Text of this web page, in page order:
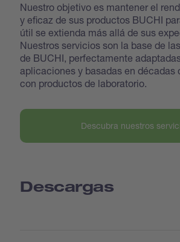
Nuestro objetivo es mantener el
y eficaz de sus productos BUCHI
útil se extienda más allá de sus
Nuestros servicios son la base de
de BUCHI, perfectamente
aplicaciones y basadas en décadas
con productos de laboratorio.
Descubra nuestros
Descargas